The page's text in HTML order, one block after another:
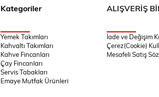
Kategoriler
Yemek Takımları
Kahvaltı Takımları
Kahve Fincanları
Çay Fincanları
Servis Tabakları
Emaye Mutfak Ürünleri
ALIŞVERİŞ
İade ve Değişim
Çerez(Cookie)
Mesafeli Satış